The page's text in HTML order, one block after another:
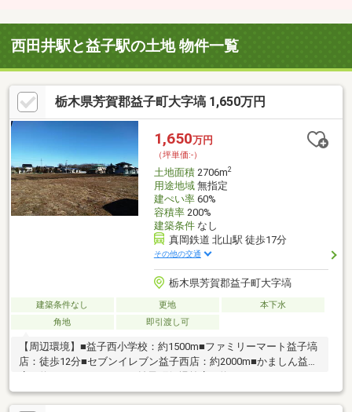
西田井駅と益子駅の土地 物件一覧
栃木県芳賀郡益子町大字塙 1,650万円
1,650万円
（坪単価:-）
土地面積2706m2
用途地域無指定
建ぺい率60%
容積率200%
建築条件なし
真岡鉄道 北山駅 徒歩17分
その他の交通
栃木県芳賀郡益子町大字塙
建築条件なし 更地
本下水
角地
即引渡し可
【周辺環境】■益子西小学校：約1500m■ファミリーマート益子塙
店：徒歩12分■セブンイレブン益子西店：約2000m■かましん益子